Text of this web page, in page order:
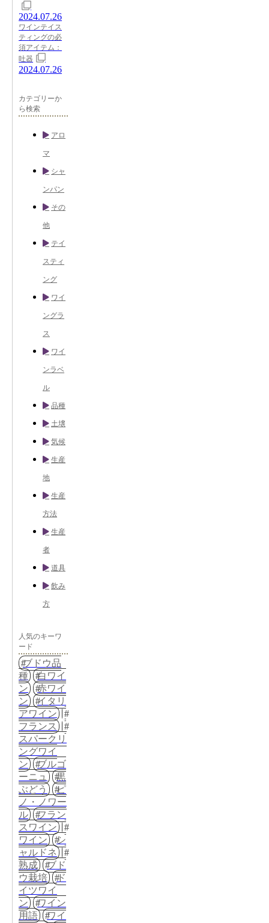
2024.07.26
ワインテイス
ティングの必
須アイテム：
吐器
2024.07.26
カテゴリーか
ら検索
アロ
マ
シャ
ンパン
その
他
テイ
スティ
ング
ワイ
ングラ
ス
ワイ
ンラベ
ル
品種
土壌
気候
生産
地
生産
方法
生産
者
道具
飲み
方
人気のキーワ
ード
ブドウ品
種
白ワイ
ン
赤ワイ
ン
イタリ
アワイン
フランス
スパークリ
ングワイ
ン
ブルゴ
ーニュ
黒
ぶどう
ピ
ノ・ノワー
ル
フラン
スワイン
ワイン
シ
ャルドネ
熟成
ブド
ウ栽培
ド
イツワイ
ン
ワイン
用語
ワイ